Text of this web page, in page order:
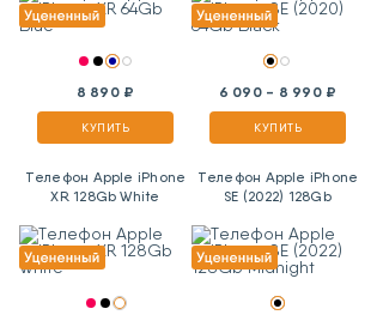
8 890 ₽
КУПИТЬ
6 090 - 8 990 ₽
КУПИТЬ
Телефон Apple iPhone
XR 128Gb White
Телефон Apple iPhone
SE (2022) 128Gb